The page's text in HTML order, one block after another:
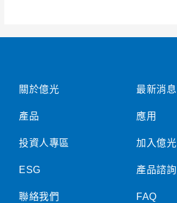
關於億光
產品
投資人專區
ESG
聯絡我們
最新消息
應用
加入億光
產品諮詢
FAQ